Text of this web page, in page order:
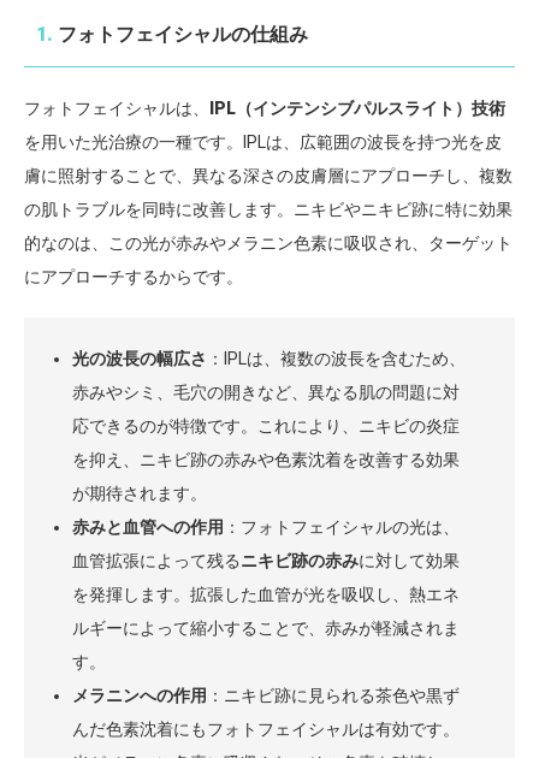
1. フォトフェイシャルの仕組み
フォトフェイシャルは、
IPL（インテンシブパルスライト）技術
を用いた光治療の一種です。IPLは、広範囲の波長を持つ光を皮
膚に照射することで、異なる深さの皮膚層にアプローチし、複数
の肌トラブルを同時に改善します。ニキビやニキビ跡に特に効果
的なのは、この光が赤みやメラニン色素に吸収され、ターゲット
にアプローチするからです。
光の波長の幅広さ ：IPLは、複数の波長を含むため、
赤みやシミ、毛穴の開きなど、異なる肌の問題に対
応できるのが特徴です。これにより、ニキビの炎症
を抑え、ニキビ跡の赤みや色素沈着を改善する効果
が期待されます。
赤みと血管への作用 ：フォトフェイシャルの光は、
血管拡張によって残るニキビ跡の赤みに対して効果
を発揮します。拡張した血管が光を吸収し、熱エネ
ルギーによって縮小することで、赤みが軽減されま
す。
メラニンへの作用 ：ニキビ跡に見られる茶色や黒ず
んだ色素沈着にもフォトフェイシャルは有効です。